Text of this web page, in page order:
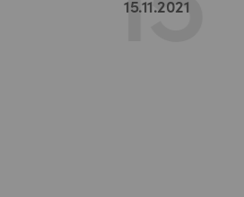
15.11.2021